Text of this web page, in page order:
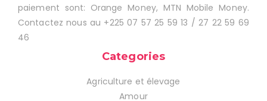
paiement sont: Orange Money, MTN Mobile Money.
Contactez nous au +225 07 57 25 59 13 / 27 22 59 69
46
Categories
Agriculture et élevage
Amour